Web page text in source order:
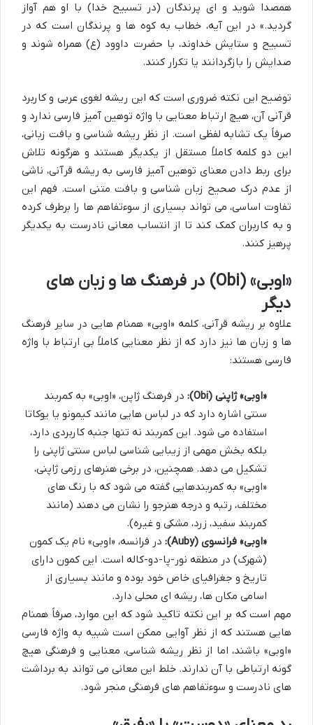
همصدا شوید و ای پرندگان (در تسبیح خدا) با او هم آواز
گردید.» در این آیه، خطاب به کوه ها و پرندگان است که در
تسبیح و ستایش خداوند، با حضرت داوود (ع) همراه شوند و
صدایش را بازگردانند یا تکرار کنند.
توضیح این نکته ضروری است که این ریشه لغوی عربی و کاربرد
قرآنی آن، هیچ ارتباط معنایی با واژه توهین آمیز فارسی ندارد و
صرفاً یک تشابه لفظی است. از نظر ریشه شناسی و بافت زبانی،
این دو کلمه کاملاً مستقل از یکدیگر هستند و هرگونه تلاش
برای ربط دادن معنای توهین آمیز فارسی به ریشه قرآنی، ناشی
از عدم درک صحیح زبان شناسی و بافت متنی است. فهم این
تفاوت اساسی، می تواند بسیاری از سوءتفاهم ها را برطرف کرده
و به کاربران کمک کند تا از انتساب معانی نادرست به یکدیگر
پرهیز کنند.
«اوبی» (Obi) در فرهنگ ها و زبان های
دیگر
علاوه بر ریشه قرآنی، کلمه «اوبی» همنام هایی در سایر فرهنگ
ها و زبان ها نیز دارد که از نظر معنایی کاملاً بی ارتباط با واژه
فارسی هستند:
«اوبی» ژاپنی (Obi):
در فرهنگ ژاپن، «اوبی» به کمربند
سنتی اشاره دارد که در لباس هایی مانند کیمونو یا یوکاتا
استفاده می شود. این کمربند نه تنها جنبه کاربردی دارد،
بلکه بخش مهمی از زیبایی شناسی لباس سنتی ژاپنی را
تشکیل می دهد. همچنین، در برخی هنرهای رزمی ژاپنی،
«اوبی» به کمربندهایی گفته می شود که با رنگ های
مختلف، رتبه و درجه هنرجو را نشان می دهند (مانند
کمربند سفید، زرد، مشکی و غیره).
«اوبی» فرانسوی (Auby):
در فرانسه، «اوبی» نام یک کمون
(شهرک) در منطقه نور-پا-دو-کاله است. این کمون دارای
تاریخ و جغرافیای خاص خود بوده و مانند بسیاری از
اسامی مکان ها، ریشه ای محلی دارد.
مهم است که بر این نکته تاکید شود که این موارد، صرفاً همنام
هایی هستند که از نظر آوایی ممکن است شبیه به واژه فارسی
«اوبی» باشند، اما از نظر ریشه شناسی، معنایی و فرهنگی هیچ
گونه ارتباطی با آن ندارند. خلط این معانی می تواند به برداشت
های نادرست و سوءتفاهم های فرهنگی منجر شود.